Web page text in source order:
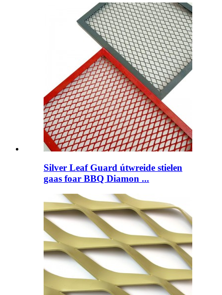
Silver Leaf Guard útwreide stielen
gaas foar BBQ Diamon ...